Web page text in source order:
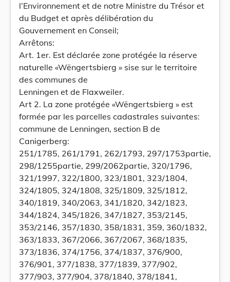
l’Environnement et de notre Ministre du Trésor et
du Budget et après délibération du
Gouvernement en Conseil;
Arrêtons:
Art. 1er. Est déclarée zone protégée la réserve
naturelle «Wëngertsbierg » sise sur le territoire
des communes de
Lenningen et de Flaxweiler.
Art 2. La zone protégée «Wëngertsbierg » est
formée par les parcelles cadastrales suivantes:
commune de Lenningen, section B de
Canigerberg:
251/1785, 261/1791, 262/1793, 297/1753partie,
298/1255partie, 299/2062partie, 320/1796,
321/1997, 322/1800, 323/1801, 323/1804,
324/1805, 324/1808, 325/1809, 325/1812,
340/1819, 340/2063, 341/1820, 342/1823,
344/1824, 345/1826, 347/1827, 353/2145,
353/2146, 357/1830, 358/1831, 359, 360/1832,
363/1833, 367/2066, 367/2067, 368/1835,
373/1836, 374/1756, 374/1837, 376/900,
376/901, 377/1838, 377/1839, 377/902,
377/903, 377/904, 378/1840, 378/1841,